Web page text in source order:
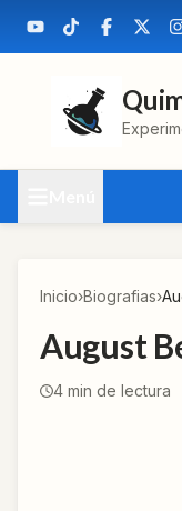
Inicio›Biografias›
August
4 min de lectura